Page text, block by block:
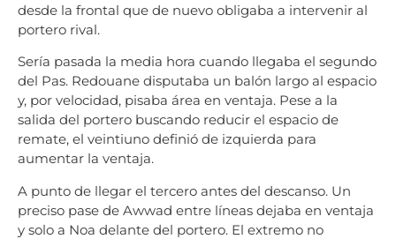
desde la frontal que de nuevo obligaba a intervenir al
portero rival.
Sería pasada la media hora cuando llegaba el segundo
del Pas. Redouane disputaba un balón largo al espacio
y, por velocidad, pisaba área en ventaja. Pese a la
salida del portero buscando reducir el espacio de
remate, el veintiuno definió de izquierda para
aumentar la ventaja.
A punto de llegar el tercero antes del descanso. Un
preciso pase de Awwad entre líneas dejaba en ventaja
y solo a Noa delante del portero. El extremo no